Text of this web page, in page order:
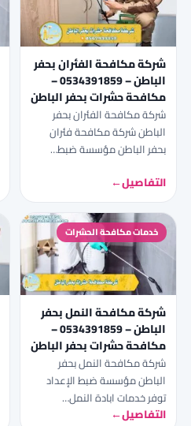
شركة مكافحة الفئران بحفر
الباطن – 0534391859 –
مكافحة حشرات بحفر الباطن
شركة مكافحة الفئران بحفر
الباطن شركة مكافحة فئران
بحفر الباطن مؤسسة ضبط…
التفاصيل←
خدمات مكافحة الحشرات
شركة مكافحة النمل بحفر
الباطن – 0534391859 –
مكافحة حشرات بحفر الباطن
شركة مكافحة النمل بحفر
الباطن مؤسسة ضبط الإعداد
توفر خدمات ابادة النمل…
التفاصيل←